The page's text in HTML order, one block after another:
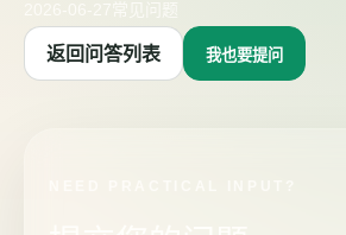
返回问答列表 我也要提问